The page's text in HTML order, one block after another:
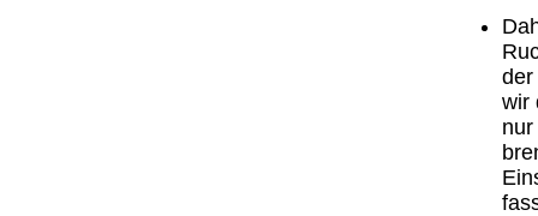
der
wir